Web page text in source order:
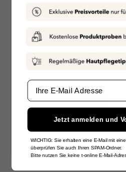
Wir bieten unseren Kunden
persönliche Beratung durch
und arbeiten an einer
ONLINEBERATUNG
BEI UNS VORORT
Email
Jetzt anmelden und
WICHTIG: Sie erhalten eine E-Mail mit
überprüfen Sie auch Ihren SPAM-Ordner.
Bitte nutzen Sie keine t-online E-Mail-